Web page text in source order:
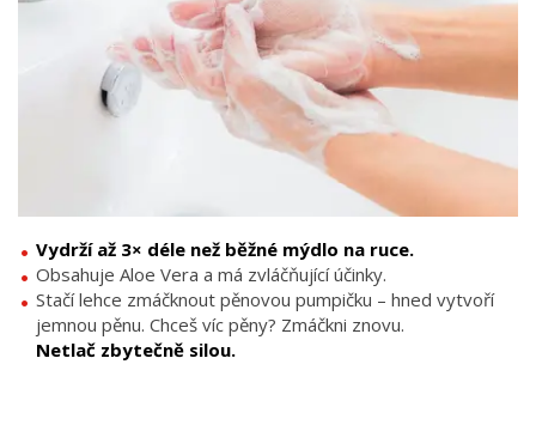
Vydrží až 3× déle než běžné mýdlo na ruce.
Obsahuje Aloe Vera a má zvláčňující účinky.
Stačí lehce zmáčknout pěnovou pumpičku – hned vytvoří
jemnou pěnu. Chceš víc pěny? Zmáčkni znovu.
Netlač zbytečně silou.